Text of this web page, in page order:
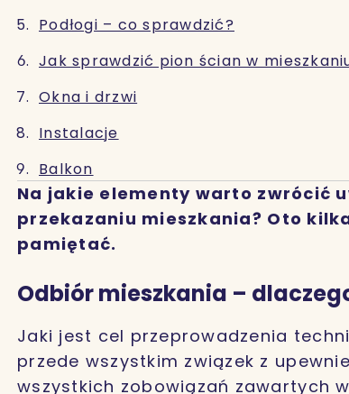
Podłogi – co sprawdzić?
Jak sprawdzić pion ścian w
Okna i drzwi
Instalacje
Balkon
Na jakie elementy warto zwrócić
przekazaniu mieszkania? Oto
pamiętać.
Odbiór mieszkania –
Jaki jest cel przeprowadzenia
przede wszystkim związek z
wszystkich zobowiązań zawartych